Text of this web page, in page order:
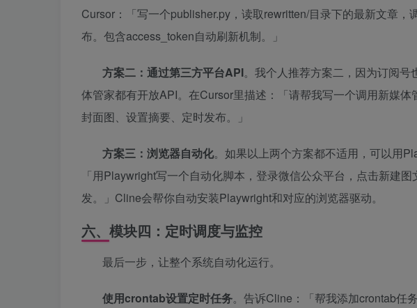
Cursor：「写一个publisher.py，读取rewritten/目录下的最新文章，
布。包含access_token自动刷新机制。」
方案二：通过第三方平台API。我个人推荐方案二，因为订阅
体管家都有开放API。在Cursor里描述：「请帮我写一个调用新媒
封面图、设置摘要、定时发布。」
方案三：浏览器自动化。如果以上两个方案都不适用，可以用
「用Playwright写一个自动化脚本，登录微信公众平台，点击新建
发。」Cline会帮你自动安装Playwright和对应的浏览器驱动。
六、模块四：定时调度与监控
最后一步，让整个系统自动化运行。
使用crontab设置定时任务。告诉Cline：「帮我添加crontab任